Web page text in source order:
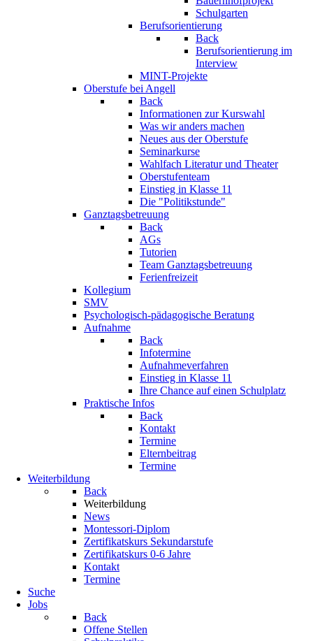
Schulgarten
Berufsorientierung
Back
Berufsorientierung im
Interview
MINT-Projekte
Oberstufe bei Angell
Back
Informationen zur Kurswahl
Was wir anders machen
Neues aus der Oberstufe
Seminarkurse
Wahlfach Literatur und Theater
Oberstufenteam
Einstieg in Klasse 11
Die "Politikstunde"
Ganztagsbetreuung
Back
AGs
Tutorien
Team Ganztagsbetreuung
Ferienfreizeit
Kollegium
SMV
Psychologisch-pädagogische Beratung
Aufnahme
Back
Infotermine
Aufnahmeverfahren
Einstieg in Klasse 11
Ihre Chance auf einen Schulplatz
Praktische Infos
Back
Kontakt
Termine
Elternbeitrag
Termine
Weiterbildung
Back
Weiterbildung
News
Montessori-Diplom
Zertifikatskurs Sekundarstufe
Zertifikatskurs 0-6 Jahre
Kontakt
Termine
Suche
Jobs
Back
Offene Stellen